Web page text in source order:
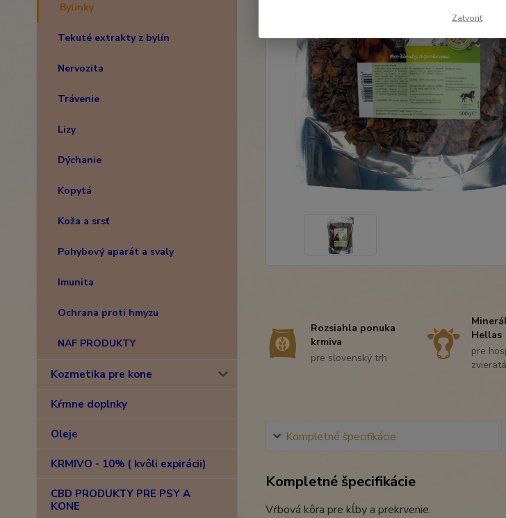
Bylinky
Tekuté extrakty z bylín
Nervozita
Trávenie
Lizy
Dýchanie
Kopytá
Koža a srsť
Pohybový aparát a svaly
Imunita
Ochrana proti hmyzu
NAF PRODUKTY
Kozmetika pre kone
Kŕmne doplnky
Oleje
KRMIVO - 10% ( kvôli expirácii)
CBD PRODUKTY PRE PSY A
KONE
Rozsiahla ponuka
krmiva
pre slovenský trh
Hellas
pre
zvieratá
Kompletné špecifikácie
Kompletné špecifikácie
Vŕbová kôra pre kĺby a prekrvenie.
Zatvoriť